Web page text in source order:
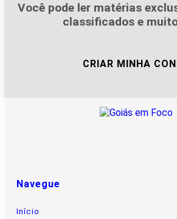
Você pode ler matérias
classificados e
CRIAR MINHA
Navegue
Início